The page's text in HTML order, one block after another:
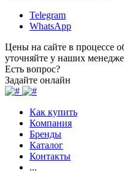
Telegram
WhatsApp
Цены на сайте в процессе
уточняйте у наших
Есть вопрос?
Задайте онлайн
Как купить
Компания
Бренды
Каталог
Контакты
...